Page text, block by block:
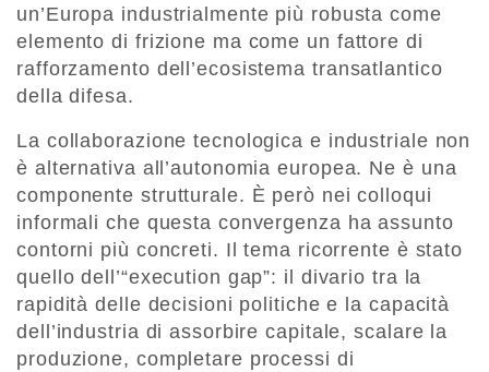
un’Europa industrialmente più robusta come
elemento di frizione ma come un fattore di
rafforzamento dell’ecosistema transatlantico
della difesa.
La collaborazione tecnologica e industriale non
è alternativa all’autonomia europea. Ne è una
componente strutturale. È però nei colloqui
informali che questa convergenza ha assunto
contorni più concreti. Il tema ricorrente è stato
quello dell’“execution gap”: il divario tra la
rapidità delle decisioni politiche e la capacità
dell’industria di assorbire capitale, scalare la
produzione, completare processi di